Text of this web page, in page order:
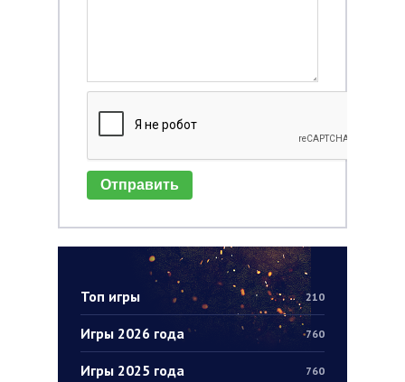
Топ игры 210
Игры 2026 года 760
Игры 2025 года 760
Отправить